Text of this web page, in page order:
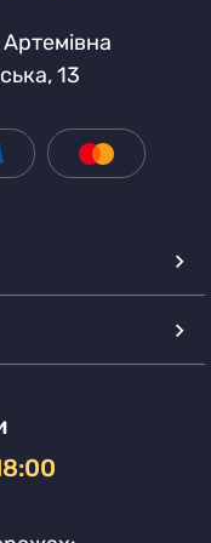
13